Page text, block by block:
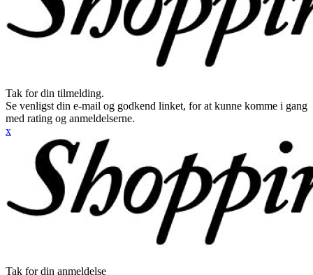
Tak for din tilmelding.
Se venligst din e-mail og godkend linket, for at kunne komme i gang
med rating og anmeldelserne.
x
Tak for din anmeldelse